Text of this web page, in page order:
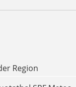
Region